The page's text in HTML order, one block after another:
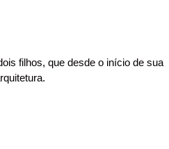
filhos, que desde o início de sua